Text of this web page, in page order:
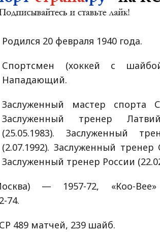
Родился 20 февраля 1940 года.
Спортсмен (хоккей с
Нападающий.
Заслуженный мастер спорта
Заслуженный тренер
(25.05.1983). Заслуженный
(2.07.1992). Заслуженный тренер
Заслуженный тренер России
— 1957-72, «Коо-Вее»
74.
489 матчей, 239 шайб.